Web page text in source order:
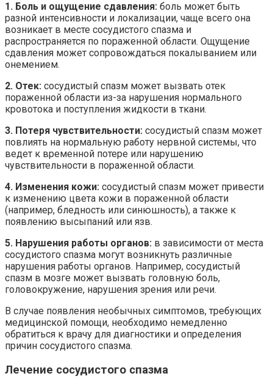
1. Боль и ощущение сдавления: боль может быть
разной интенсивности и локализации, чаще всего она
возникает в месте сосудистого спазма и
распространяется по пораженной области. Ощущение
сдавления может сопровождаться покалыванием или
онемением.
2. Отек: сосудистый спазм может вызвать отек
пораженной области из-за нарушения нормального
кровотока и поступления жидкости в ткани.
3. Потеря чувствительности: сосудистый спазм может
повлиять на нормальную работу нервной системы, что
ведет к временной потере или нарушению
чувствительности в пораженной области.
4. Изменения кожи: сосудистый спазм может привести
к изменению цвета кожи в пораженной области
(например, бледность или синюшность), а также к
появлению высыпаний или язв.
5. Нарушения работы органов: в зависимости от места
сосудистого спазма могут возникнуть различные
нарушения работы органов. Например, сосудистый
спазм в мозге может вызвать головную боль,
головокружение, нарушения зрения или речи.
В случае появления необычных симптомов, требующих
медицинской помощи, необходимо немедленно
обратиться к врачу для диагностики и определения
причин сосудистого спазма.
Лечение сосудистого спазма